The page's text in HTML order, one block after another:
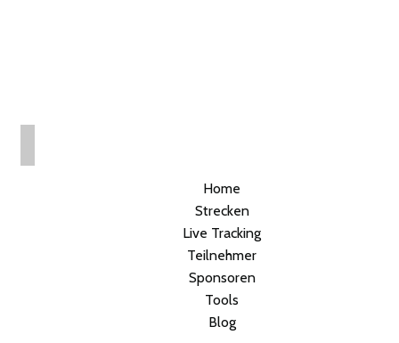
Home
Strecken
Live Tracking
Teilnehmer
Sponsoren
Tools
Blog